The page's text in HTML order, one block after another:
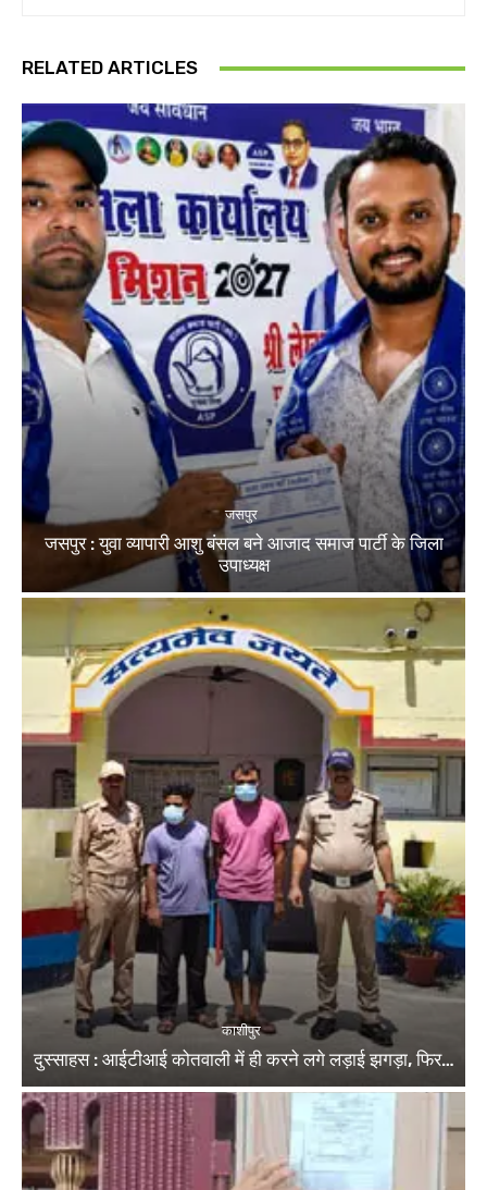
RELATED ARTICLES
जसपुर
जसपुर : युवा व्यापारी आशु बंसल बने आजाद समाज पार्टी के जिला
उपाध्यक्ष
काशीपुर
दुस्साहस : आईटीआई कोतवाली में ही करने लगे लड़ाई झगड़ा, फिर…